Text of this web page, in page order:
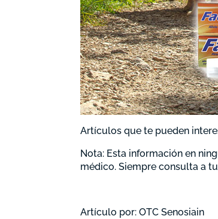
Artículos que te pueden
Nota: Esta información en
médico. Siempre consulta a
Artículo por: OTC Senosiain